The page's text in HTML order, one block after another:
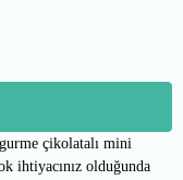
çikolatalı mini
ihtiyacınız olduğunda